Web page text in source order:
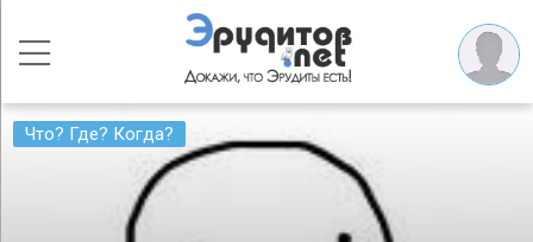
Что? Где? Когда?